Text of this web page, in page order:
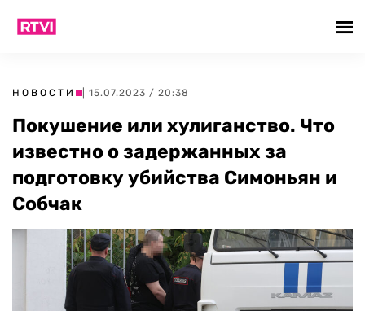
НОВОСТИ | 15.07.2023 / 20:38
Покушение или хулиганство. Что
известно о задержанных за
подготовку убийства Симоньян и
Собчак